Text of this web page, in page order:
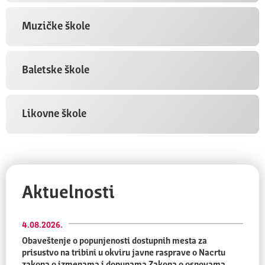
Muzičke škole
Baletske škole
Likovne škole
Aktuelnosti
Obaveštenje o popunjenosti dostupnih mesta za
prisustvo na tribini u okviru javne rasprave o Nacrtu
4.08.2026.